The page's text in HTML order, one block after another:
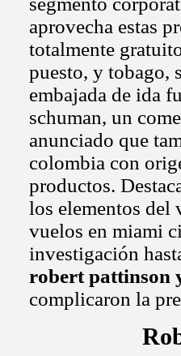
aprovecha estas
totalmente
puesto, y tobago,
embajada de ida
schuman, un
anunciado que
colombia con
productos.
los elementos del
vuelos en miami
investigación
robert pattinson
complicaron la